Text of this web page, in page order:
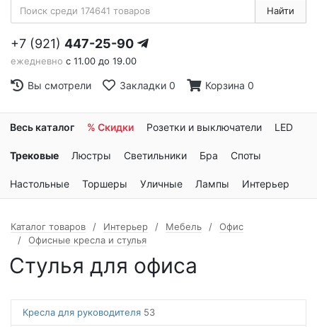
Найти
+7 (921) 447-25-90
ежедневно с 11.00 до 19.00
Вы смотрели Закладки 0 Корзина 0
Весь каталог % Скидки Розетки и выключатели LED
Трековые Люстры Светильники Бра Споты
Настольные Торшеры Уличные Лампы Интерьер
Каталог товаров Интерьер Мебель
Офис
Офисные кресла и стулья
Стулья для офиса
Кресла для руководителя 53